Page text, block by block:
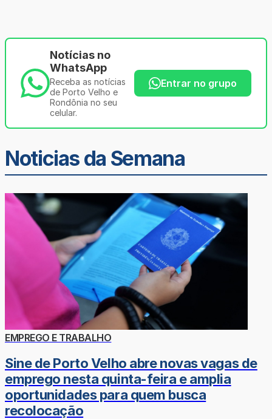
Notícias no
WhatsApp
Receba as notícias
de Porto Velho e
Rondônia no seu
celular.
Entrar no grupo
Noticias da Semana
EMPREGO E TRABALHO
Sine de Porto Velho abre novas vagas de
emprego nesta quinta-feira e amplia
oportunidades para quem busca
recolocação